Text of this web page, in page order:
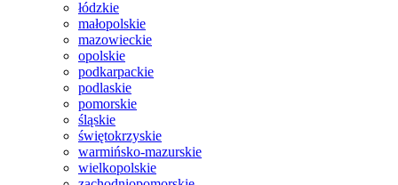
łódzkie
małopolskie
mazowieckie
opolskie
podkarpackie
podlaskie
pomorskie
śląskie
świętokrzyskie
warmińsko-mazurskie
wielkopolskie